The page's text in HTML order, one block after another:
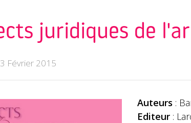
juridiques de
Février 2015
Auteurs :
Editeur :